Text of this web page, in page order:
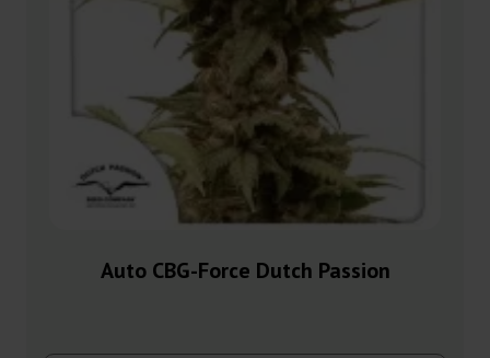
Auto CBG-Force Dutch Passion